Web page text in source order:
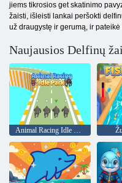
jiems tikrosios get skatinimo
žaisti, išleisti lankai peršokti
už draugystę ir gerumą, ir
Naujausios Delfinų
Animal Racing Idle Park